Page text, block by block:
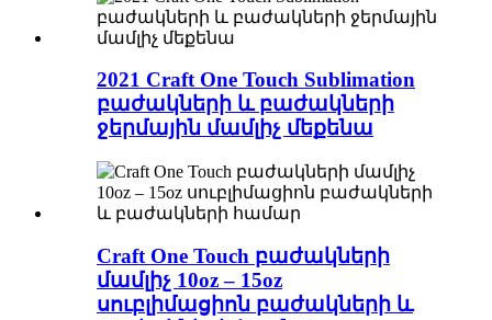
2021 Craft One Touch Sublimation
բաժակների և բաժակների
ջերմային մամլիչ մեքենա
Craft One Touch բաժակների
մամլիչ 10oz – 15oz
սուբլիմացիոն բաժակների և